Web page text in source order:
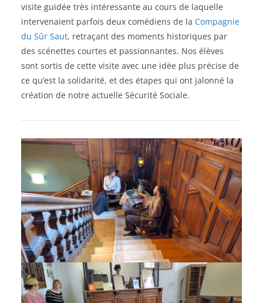
visite guidée très intéressante au cours de laquelle
intervenaient parfois deux comédiens de la Compagnie
du Sûr Saut, retraçant des moments historiques par
des scénettes courtes et passionnantes. Nos élèves
sont sortis de cette visite avec une idée plus précise de
ce qu’est la solidarité, et des étapes qui ont jalonné la
création de notre actuelle Sécurité Sociale.